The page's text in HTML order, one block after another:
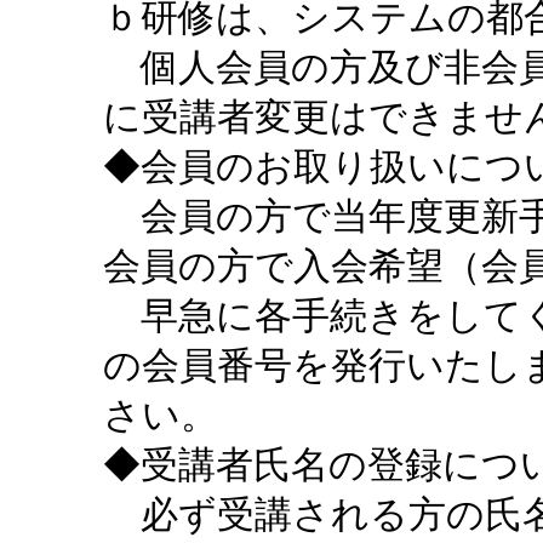
ｂ研修は、システムの
個人会員の方及び非会
に受講者変更はできませ
◆会員のお取り扱いにつ
会員の方で当年度更新
会員の方で入会希望（会
早急に各手続きをして
の会員番号を発行いたし
さい。
◆受講者氏名の登録につ
必ず受講される方の氏